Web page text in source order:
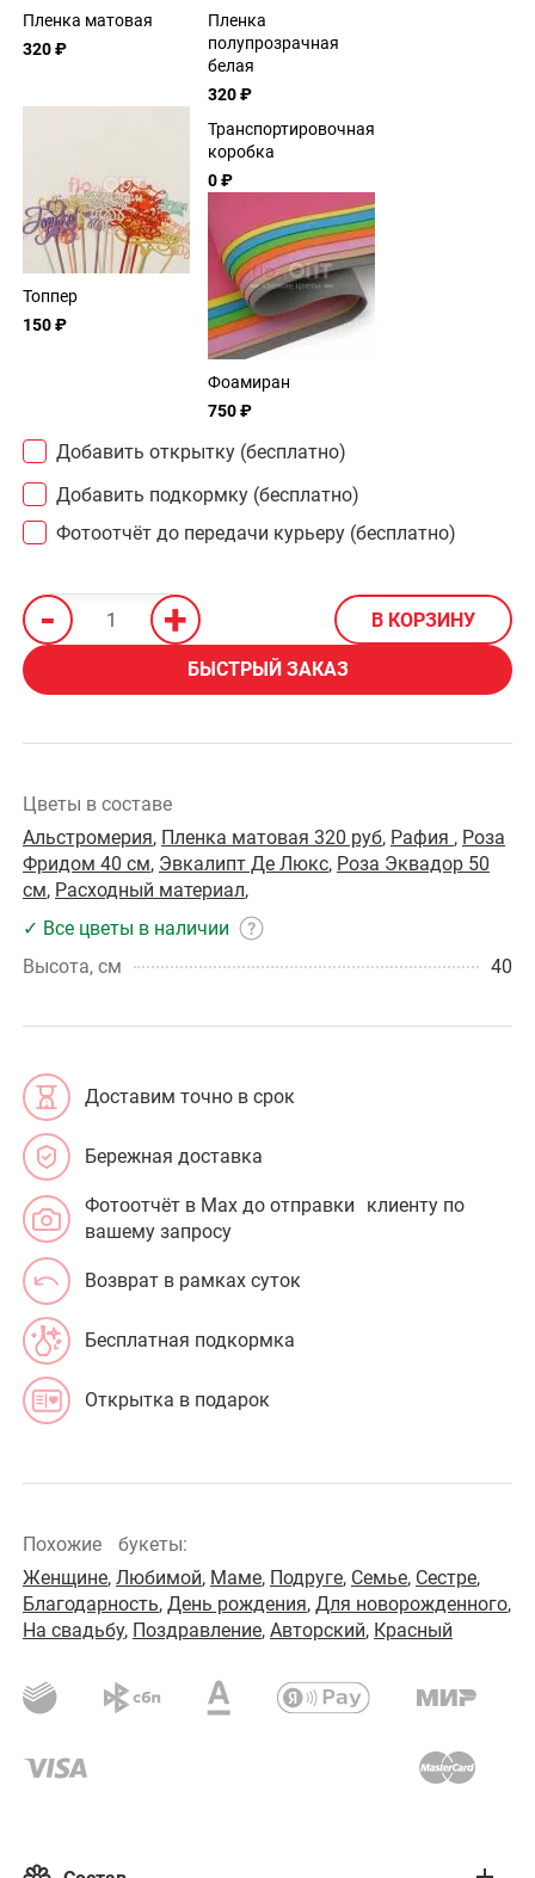
Пленка матовая
320 ₽
Пленка
полупрозрачная
белая
320 ₽
Топпер
150 ₽
Транспортировочная
коробка
0 ₽
Фоамиран
750 ₽
Добавить открытку (бесплатно)
Добавить подкормку (бесплатно)
Фотоотчёт до передачи курьеру (бесплатно)
- + В КОРЗИНУ
БЫСТРЫЙ ЗАКАЗ
Цветы в составе
Альстромерия, Пленка матовая 320 руб, Рафия , Роза
Фридом 40 см, Эвкалипт Де Люкс, Роза Эквадор 50
см, Расходный материал,
✓ Все цветы в наличии
Высота, см
40
Доставим точно в срок
Бережная доставка
Фотоотчёт в Max до отправки клиенту по
вашему запросу
Возврат в рамках суток
Бесплатная подкормка
Открытка в подарок
Похожие букеты:
Женщине, Любимой, Маме, Подруге, Семье, Сестре,
Благодарность, День рождения, Для новорожденного,
На свадьбу, Поздравление, Авторский, Красный